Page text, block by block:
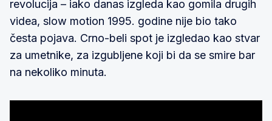
revolucija – iako danas izgleda kao gomila drugih
videa, slow motion 1995. godine nije bio tako
česta pojava. Crno-beli spot je izgledao kao stvar
za umetnike, za izgubljene koji bi da se smire bar
na nekoliko minuta.